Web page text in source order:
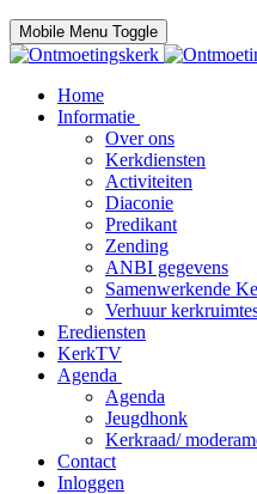
Mobile Menu Toggle
Home
Informatie
Over ons
Kerkdiensten
Activiteiten
Diaconie
Predikant
Zending
ANBI gegevens
Samenwerkende
Verhuur
Erediensten
KerkTV
Agenda
Agenda
Jeugdhonk
Kerkraad/
Contact
Inloggen